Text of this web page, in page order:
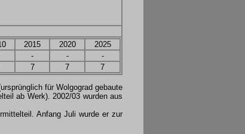
2015 2020
2025
- -
-
7 7 7
für Wolgograd gebaute
ab Werk). 2002/03 wurden aus
Anfang Juli wurde er zur